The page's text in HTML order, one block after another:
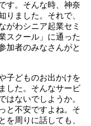
す。そんな時、神奈
りました。それで、
がわシニア起業セミ
スクール」に通った
加者のみなさんがと
子どものお出かけを
した。そんなサービ
はないでしようか。
と不安ですよね。そ
を周りに話しても、